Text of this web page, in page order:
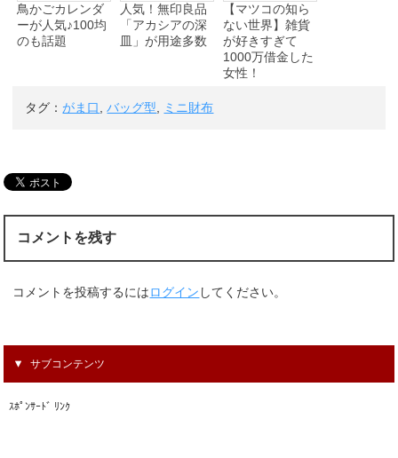
鳥かごカレンダ
ーが人気♪100均
のも話題
人気！無印良品
「アカシアの深
皿」が用途多数
【マツコの知ら
ない世界】雑貨
が好きすぎて
1000万借金した
女性！
タグ：がま口 ,バッグ型 ミニ財布
コメントを残す
コメントを投稿するにはログイン してください。
サブコンテンツ
ｽﾎﾟﾝｻｰﾄﾞ ﾘﾝｸ